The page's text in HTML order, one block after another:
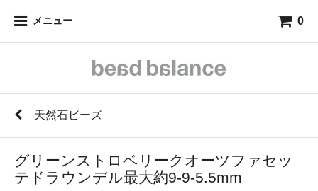
メニュー 0
天然石ビーズ
グリーンストロベリークオーツファセッ
テドラウンデル最大約9-9-5.5mm